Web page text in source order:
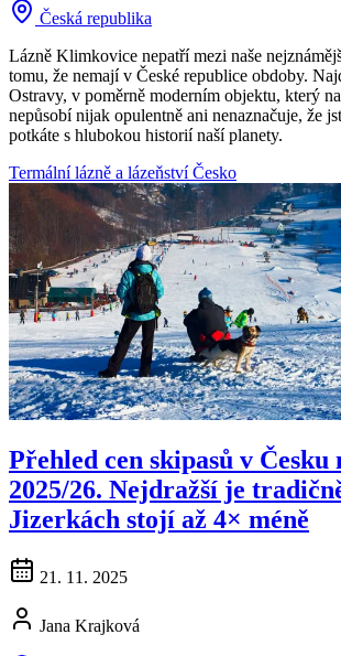
Česká republika
Lázně Klimkovice nepatří mezi naše
tomu, že nemají v České republice obdoby.
Ostravy, v poměrně moderním objektu, který
nepůsobí nijak opulentně ani nenaznačuje, že
potkáte s hlubokou historií naší planety.
Termální lázně a lázeňství Česko
Přehled cen skipasů v Česku
2025/26. Nejdražší je
Jizerkách stojí až 4× méně
21. 11. 2025
Jana Krajková